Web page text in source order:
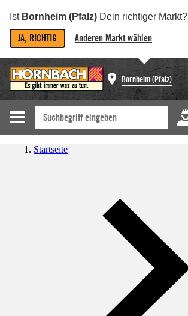
Ist Bornheim (Pfalz) Dein richtiger Markt?
JA, RICHTIG Anderen Markt wählen
Bornheim (Pfalz)
Startseite